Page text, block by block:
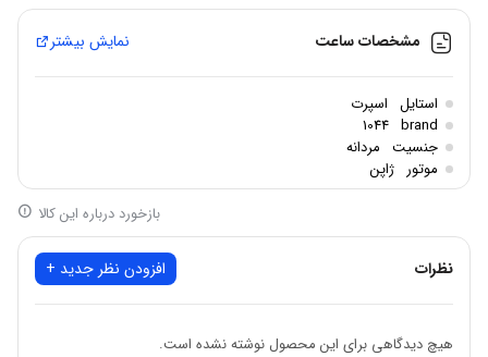
مکانیزم موتور: اتوماتیک
جنس قاب: استیل
شکل قاب: گرد
جنس بند: سیلیکون رابر
جنس شیشه: کریستال معدنی
مشخصات ساعت نمایش بیشتر
استایل اسپرت
brand
1044
جنسیت مردانه
موتور ژاپن
بازخورد درباره این کالا
نظرات افزودن نظر جدید +
هیچ دیدگاهی برای این محصول نوشته نشده است.